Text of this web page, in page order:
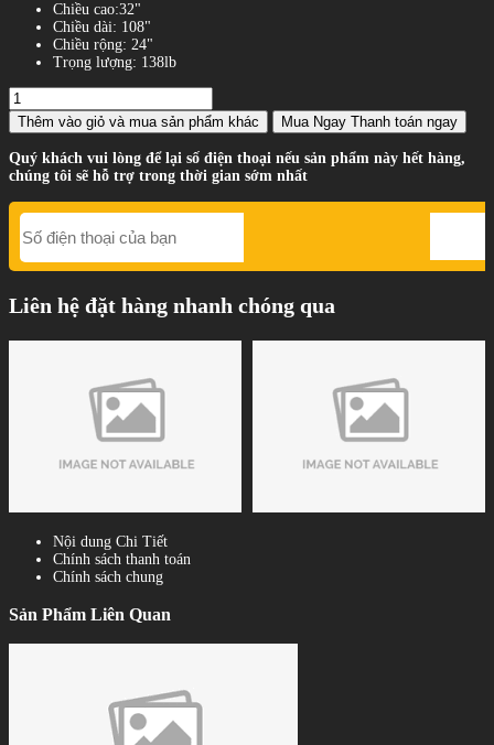
Chiều cao:32"
Chiều dài: 108"
Chiều rộng: 24"
Trọng lượng: 138lb
Thêm vào giỏ và mua sản phẩm khác Mua Ngay Thanh toán ngay
Quý khách vui lòng để lại số điện thoại nếu sản phẩm này hết hàng,
chúng tôi sẽ hỗ trợ trong thời gian sớm nhất
Liên hệ đặt hàng nhanh chóng qua
Nội dung Chi Tiết
Chính sách thanh toán
Chính sách chung
Sản Phẩm Liên Quan